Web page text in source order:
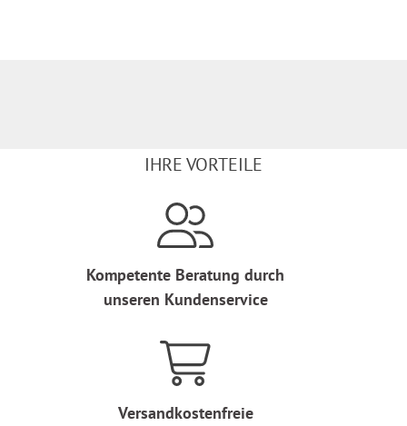
IHRE VORTEILE
Kompetente Beratung durch
unseren Kundenservice
Versandkostenfreie